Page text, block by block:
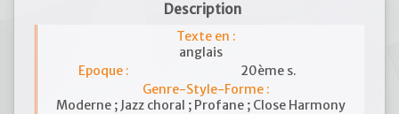
Description
Texte en :
anglais
Epoque :
20ème s.
Genre-Style-Forme :
Moderne ; Jazz choral ; Profane ; Close Harmony